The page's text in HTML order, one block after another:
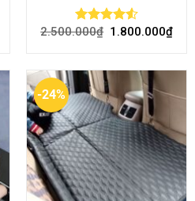
Rated 4.51
2.500.000₫ 1.800.000₫
-24%